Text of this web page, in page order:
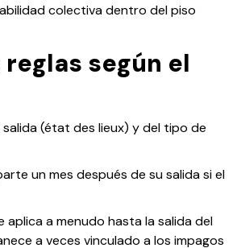
colectiva dentro del piso
según el
(état des lieux) y del tipo de
un mes después de su salida si el
aplica a menudo hasta la salida del
a veces vinculado a los impagos